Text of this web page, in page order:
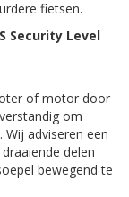
fietsen.
Security Level
of motor door
om
adviseren een
delen
bewegend te